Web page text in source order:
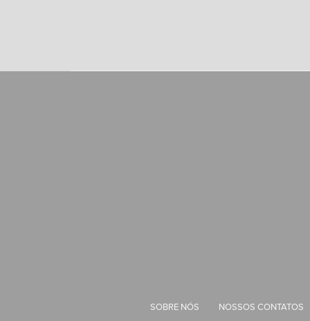
SOBRE NÓS NOSSOS CONTATOS